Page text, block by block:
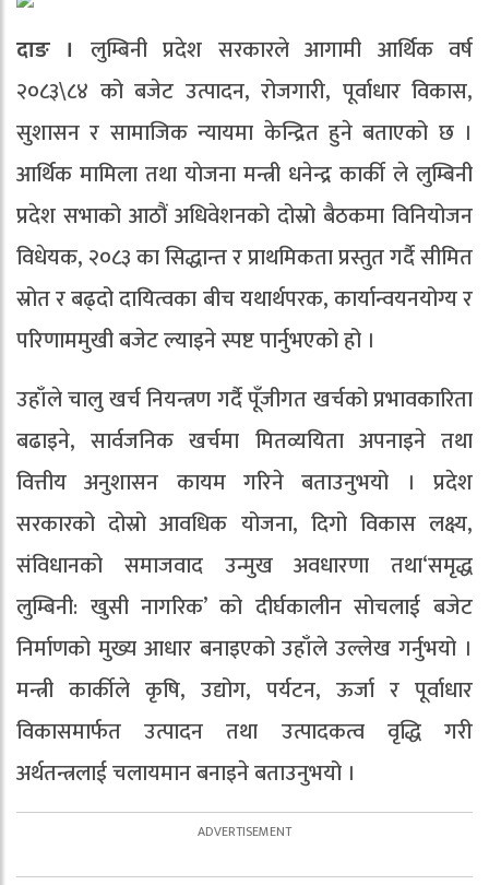
दाङ । लुम्बिनी प्रदेश सरकारले आगामी आर्थिक वर्ष
२०८३\८४ को बजेट उत्पादन, रोजगारी, पूर्वाधार विकास,
सुशासन र सामाजिक न्यायमा केन्द्रित हुने बताएको छ ।
आर्थिक मामिला तथा याेजना मन्त्री धनेन्द्र कार्की ले लुम्बिनी
प्रदेश सभाको आठौं अधिवेशनको दोस्रो बैठकमा विनियोजन
विधेयक, २०८३ का सिद्धान्त र प्राथमिकता प्रस्तुत गर्दै सीमित
स्रोत र बढ्दो दायित्वका बीच यथार्थपरक, कार्यान्वयनयोग्य र
परिणाममुखी बजेट ल्याइने स्पष्ट पार्नुभएको हो ।
उहाँले चालु खर्च नियन्त्रण गर्दै पूँजीगत खर्चको प्रभावकारिता
बढाइने, सार्वजनिक खर्चमा मितव्ययिता अपनाइने तथा
वित्तीय अनुशासन कायम गरिने बताउनुभयो । प्रदेश
सरकारको दोस्रो आवधिक योजना, दिगो विकास लक्ष्य,
संविधानको समाजवाद उन्मुख अवधारणा तथा‘समृद्ध
लुम्बिनी: खुसी नागरिक’ को दीर्घकालीन सोचलाई बजेट
निर्माणको मुख्य आधार बनाइएको उहाँले उल्लेख गर्नुभयो ।
मन्त्री कार्कीले कृषि, उद्योग, पर्यटन, ऊर्जा र पूर्वाधार
विकासमार्फत उत्पादन तथा उत्पादकत्व वृद्धि गरी
अर्थतन्त्रलाई चलायमान बनाइने बताउनुभयो ।